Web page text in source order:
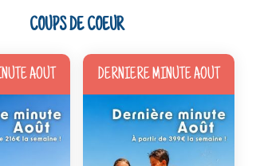
COUPS DE COEUR
AOUT DERNIERE MINUTE AOUT